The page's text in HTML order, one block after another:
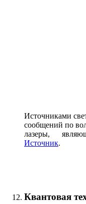
Источниками
сообщений по
лазеры,
Источник.
Квантовая